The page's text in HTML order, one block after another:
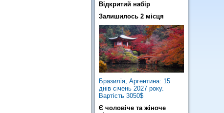
Відкритий набір
Залишилось 2 місця
Бразилія, Аргентина: 15
днів січень 2027 року.
Вартість 3050$
Є чоловіче та жіноче